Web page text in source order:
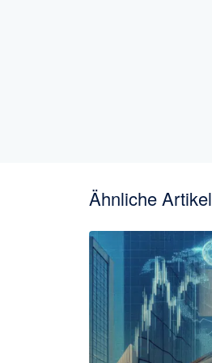
Ähnliche Artikel